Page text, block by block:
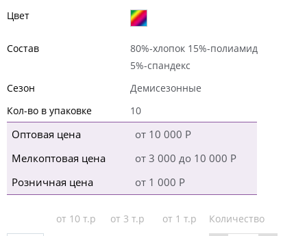
Цвет
Состав
80%-хлопок 15%-полиамид
5%-спандекс
Сезон
Демисезонные
Кол-во в упаковке
10
Оптовая цена
от 10 000 Р
Мелкоптовая цена
от 3 000 до 10 000 Р
Розничная цена
от 1 000 Р
от 10 т.р от 3 т.р от 1 т.р Количество